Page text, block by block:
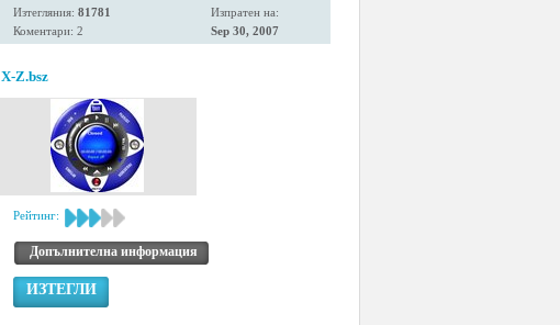
Изтегляния: 81781
Коментари: 2
Изпратен на:
Sep 30, 2007
X-Z.bsz
Рейтинг:
Допълнителна информация
ИЗТЕГЛИ